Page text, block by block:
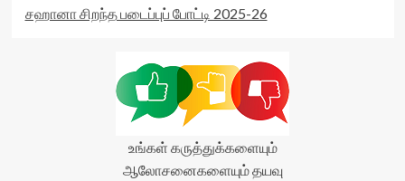
சஹானா சிறந்த படைப்புப் போட்டி 2025-26
உங்கள் கருத்துக்களையும்
ஆலோசனைகளையும் தயவு